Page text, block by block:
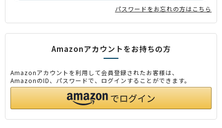
パスワードをお忘れの方はこちら
Amazonアカウントをお持ちの方
Amazonアカウントを利用して会員登録されたお客様は、
AmazonのID、パスワードで、ログインすることができます。